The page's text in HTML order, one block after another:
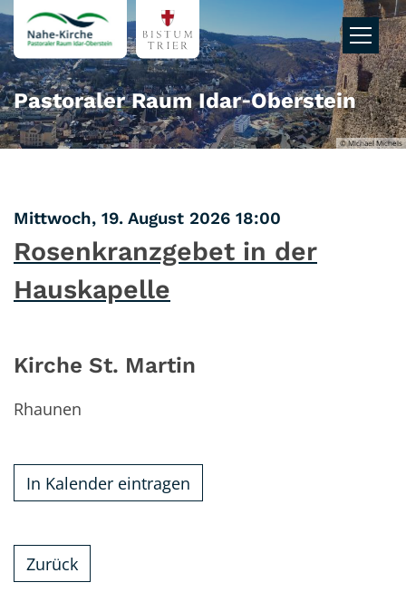
Zum Inhalt springen
© Michael Michels
Pastoraler Raum Idar‑Oberstein
Mittwoch, 19. August 2026 18:00
Rosenkranzgebet in der
Hauskapelle
Kirche St. Martin
Rhaunen
In Kalender eintragen
Zurück